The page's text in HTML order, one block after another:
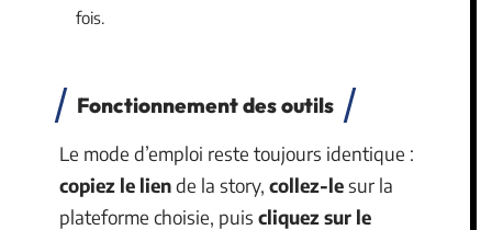
fois.
Fonctionnement des outils
Le mode d’emploi reste toujours identique :
copiez le liende la story, collez-lesur la
plateforme choisie, puis cliquez sur le